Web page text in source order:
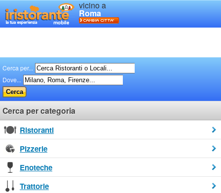
vicino a
Roma
Cerca per...
Dove...
Cerca per categoria
Ristoranti
Pizzerie
Enoteche
Trattorie